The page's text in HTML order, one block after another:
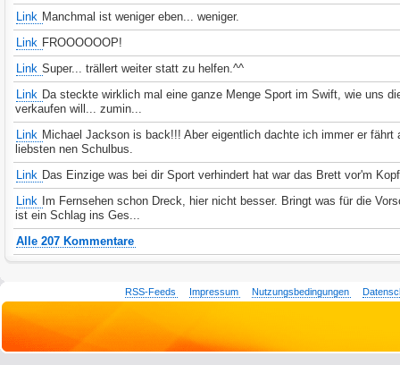
Link Manchmal ist weniger eben... weniger.
Link FROOOOOOP!
Link Super... trällert weiter statt zu helfen.^^
Link Da steckte wirklich mal eine ganze Menge Sport im Swift, wie uns
verkaufen will... zumin...
Link Michael Jackson is back!!! Aber eigentlich dachte ich immer er fährt
liebsten nen Schulbus.
Link Das Einzige was bei dir Sport verhindert hat war das Brett vor'm
Link Im Fernsehen schon Dreck, hier nicht besser. Bringt was für die
ist ein Schlag ins Ges...
Alle 207 Kommentare
RSS-Feeds Impressum Nutzungsbedingungen